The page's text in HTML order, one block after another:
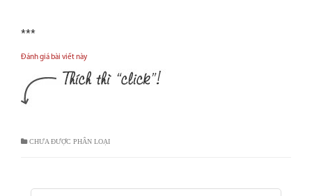
***
Đánh giá bài viết này
CHƯA ĐƯỢC PHÂN LOẠI